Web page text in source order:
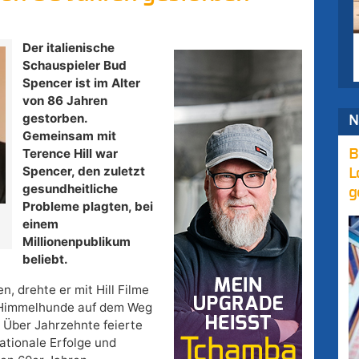
Der italienische
Schauspieler Bud
Spencer ist im Alter
von 86 Jahren
gestorben.
Gemeinsam mit
Terence Hill war
Spencer, den zuletzt
gesundheitliche
Probleme plagten, bei
einem
Millionenpublikum
beliebt.
drehte er mit Hill Filme
auf dem Weg
Über Jahrzehnte feierte
Erfolge und